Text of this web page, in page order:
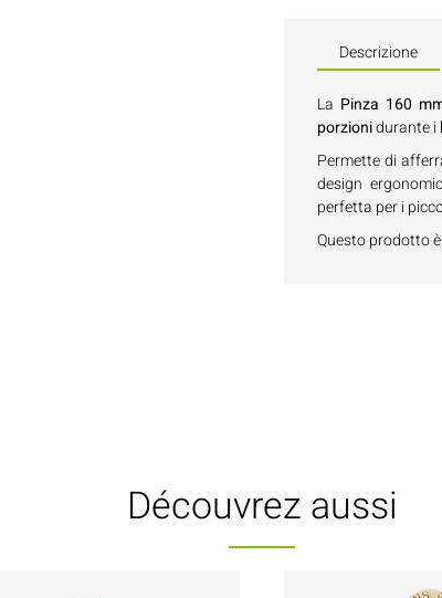
Descrizione
La Pinza 160
porzionidurante i
Permette di
design
perfetta per i
Questo prodotto
Découvrez aussi